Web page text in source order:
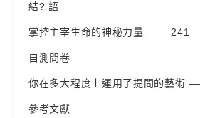
結? 語
掌控主宰生命的神秘力量 —— 241
自測問卷
你在多大程度上運用了提問的藝術
參考文獻